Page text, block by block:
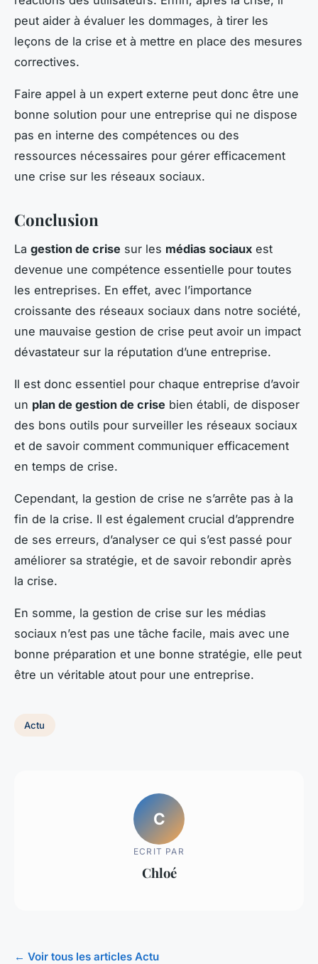
peut aider à évaluer les dommages, à tirer les
leçons de la crise et à mettre en place des mesures
correctives.
Faire appel à un expert externe peut donc être une
bonne solution pour une entreprise qui ne dispose
pas en interne des compétences ou des
ressources nécessaires pour gérer efficacement
une crise sur les réseaux sociaux.
Conclusion
La gestion de crise sur les médias sociaux est
devenue une compétence essentielle pour toutes
les entreprises. En effet, avec l’importance
croissante des réseaux sociaux dans notre société,
une mauvaise gestion de crise peut avoir un impact
dévastateur sur la réputation d’une entreprise.
Il est donc essentiel pour chaque entreprise d’avoir
un plan de gestion de crise bien établi, de disposer
des bons outils pour surveiller les réseaux sociaux
et de savoir comment communiquer efficacement
en temps de crise.
Cependant, la gestion de crise ne s’arrête pas à la
fin de la crise. Il est également crucial d’apprendre
de ses erreurs, d’analyser ce qui s’est passé pour
améliorer sa stratégie, et de savoir rebondir après
la crise.
En somme, la gestion de crise sur les médias
sociaux n’est pas une tâche facile, mais avec une
bonne préparation et une bonne stratégie, elle peut
être un véritable atout pour une entreprise.
Actu
C
ECRIT PAR
Chloé
← Voir tous les articles Actu